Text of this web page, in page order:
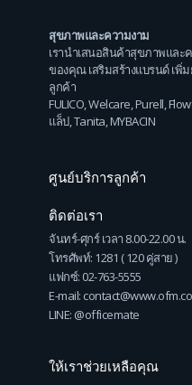
สุขภาพและความงาม
เรานำเสนอสินค้าสุขภาพแล
ของคุณ เสริมสร้างแบรนด์ เพิ่
ลูกค้า
FULICO,Welcare,Purell,
แล็ป,Tanita,MYBACIN
ศูนย์บริการลูกค้า
ติดต่อเรา
จันทร์-ศุกร์ เวลา 8.00-22.00 น.
โทรศัพท์: 1281 ( 120 คู่สาย )
แฟกซ์: 02-763-5555
E-mail:
LINE: @officemate
ให้เราช่วยเหลือคุณ